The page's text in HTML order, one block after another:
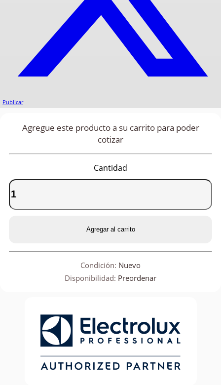
Publicar
Agregue este producto a su carrito para poder
cotizar
Cantidad
Agregar al carrito
Condición: Nuevo
Disponibilidad: Preordenar